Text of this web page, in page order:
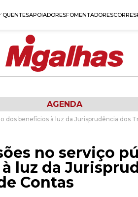
QUENTESAPOIADORESFOMENTADORES
AGENDA
benefícios à luz da Jurisprudência dos
no serviço
luz da
Contas